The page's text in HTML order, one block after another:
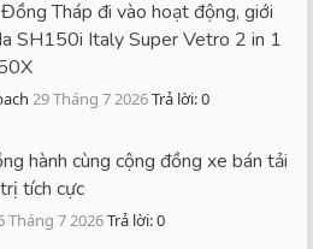
Tháp đi vào hoạt động, giới
SH150i Italy Super Vetro 2 in 1
29 Tháng 7 2026Trả lời: 0
hành cùng cộng đồng xe bán tải
tích cực
Tháng 7 2026Trả lời: 0